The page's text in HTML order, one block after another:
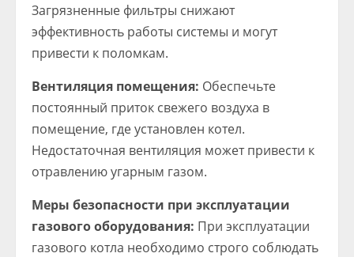
Загрязненные фильтры снижают
эффективность работы системы и могут
привести к поломкам.
Вентиляция помещения: Обеспечьте
постоянный приток свежего воздуха в
помещение, где установлен котел.
Недостаточная вентиляция может привести к
отравлению угарным газом.
Меры безопасности при эксплуатации
газового оборудования: При эксплуатации
газового котла необходимо строго соблюдать